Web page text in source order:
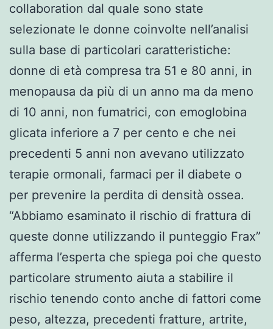
collaboration dal quale sono state
selezionate le donne coinvolte nell’analisi
sulla base di particolari caratteristiche:
donne di età compresa tra 51 e 80 anni, in
menopausa da più di un anno ma da meno
di 10 anni, non fumatrici, con emoglobina
glicata inferiore a 7 per cento e che nei
precedenti 5 anni non avevano utilizzato
terapie ormonali, farmaci per il diabete o
per prevenire la perdita di densità ossea.
“Abbiamo esaminato il rischio di frattura di
queste donne utilizzando il punteggio Frax”
afferma l’esperta che spiega poi che questo
particolare strumento aiuta a stabilire il
rischio tenendo conto anche di fattori come
peso, altezza, precedenti fratture, artrite,